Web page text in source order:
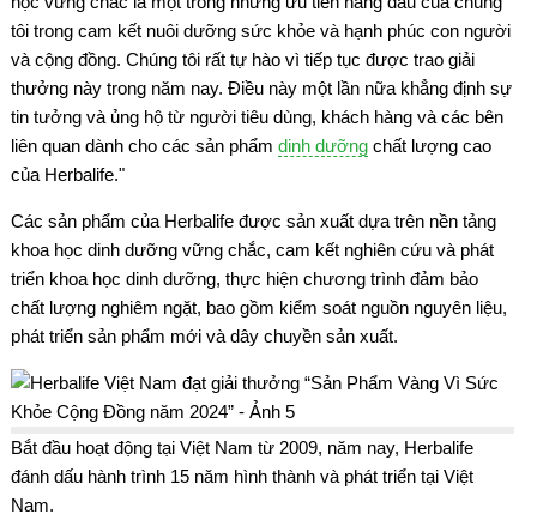
tôi trong cam kết nuôi dưỡng sức khỏe và hạnh phúc con người
và cộng đồng. Chúng tôi rất tự hào vì tiếp tục được trao giải
thưởng này trong năm nay. Điều này một lần nữa khẳng định sự
tin tưởng và ủng hộ từ người tiêu dùng, khách hàng và các bên
liên quan dành cho các sản phẩm dinh dưỡng chất lượng cao
của Herbalife."
Các sản phẩm của Herbalife được sản xuất dựa trên nền tảng
khoa học dinh dưỡng vững chắc, cam kết nghiên cứu và phát
triển khoa học dinh dưỡng, thực hiện chương trình đảm bảo
chất lượng nghiêm ngặt, bao gồm kiểm soát nguồn nguyên liệu,
phát triển sản phẩm mới và dây chuyền sản xuất.
Bắt đầu hoạt động tại Việt Nam từ 2009, năm nay, Herbalife
đánh dấu hành trình 15 năm hình thành và phát triển tại Việt
Nam.